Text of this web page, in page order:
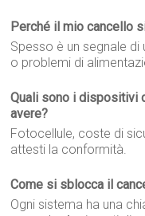
Perché il mio cancello
Spesso è un segnale
o problemi di
Quali sono i dispositivi
avere?
Fotocellule, coste di
attesti la conformità.
Come si sblocca il
Ogni sistema ha una